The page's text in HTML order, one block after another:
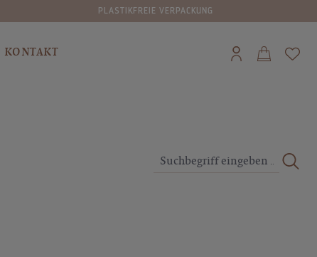
VERSAND NACH AT & DE AB €40 GRATIS
KONTAKT